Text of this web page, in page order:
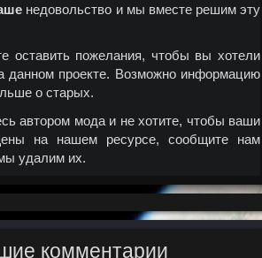
недовольство и мы вместе решим эту
оставить пожелания, чтобы вы хотели
данном проекте. Возможно информацию
о старых.
автором мода и не хотите, чтобы ваши
на нашем ресурсе, сообщите нам
удалим их.
комментарии